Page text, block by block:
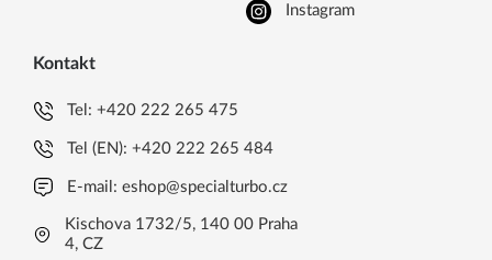
Instagram
Kontakt
Tel:+420 222 265 475
Tel (EN):+420 222 265 484
E-mail:eshop@specialturbo.cz
Kischova 1732/5, 140 00 Praha
4, CZ